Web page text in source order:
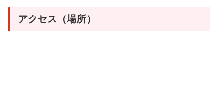
アクセス（場所）